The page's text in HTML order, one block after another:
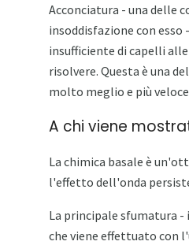
Acconciatura - una delle
insoddisfazione con
insufficiente di capelli
risolvere. Questa è una
molto meglio e più
A chi viene
La chimica basale è
l'effetto dell'onda
La principale sfumatura -
che viene effettuato con